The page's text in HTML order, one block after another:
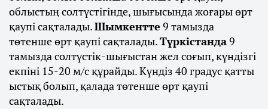
облыстың солтүстігінде, шығысында жоғары өрт
қаупі сақталады.Шымкентте 9 тамызда
төтенше өрт қаупі сақталады.Түркістанда9
тамызда солтүстік-шығыстан жел соғып, күндізгі
екпіні 15-20 м/с құрайды. Күндіз 40 градус қатты
ыстық болып, қалада төтенше өрт қаупі
сақталады.